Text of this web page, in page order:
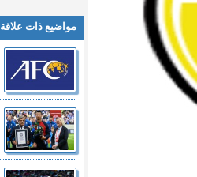
مواضيع ذات علاقة